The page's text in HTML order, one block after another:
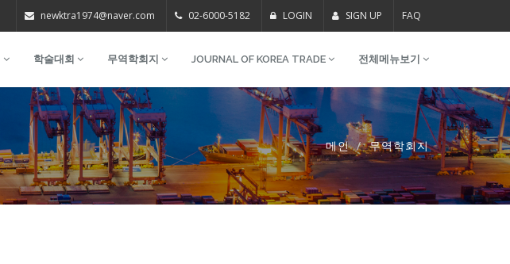
newktra1974@naver.com 02-6000-5182 LOGIN SIGN UP FAQ
학술대회 무역학회지 JOURNAL OF KOREA TRADE 전체메뉴보기
메인 무역학회지